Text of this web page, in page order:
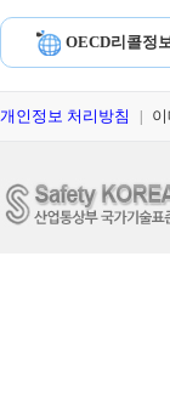
OECD리콜정
개인정보 처리방침